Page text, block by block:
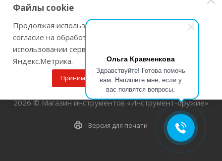
Ольга Кравченкова
Здравствуйте! Готова помочь
вам. Напишите мне, если у
вас появятся вопросы.
г. Пермь, ул. Павла Преображенского, д.6А,
2026 © Магазин инструментов «Инструмент-оружие»
Версия для печати
Файлы cookie
Продолжая использовать наш сайт Вы даете
согласие на обработку файлов cookie и
использовании сервисов веб-аналитики
Яндекс.Метрика.
Принимаю Подробнее